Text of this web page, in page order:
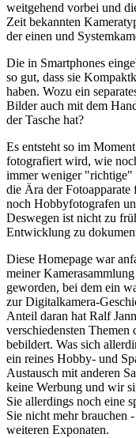
weitgehend vorbei und
Zeit bekannten
der einen und
Die in Smartphones
so gut, dass sie
haben. Wozu ein
Bilder auch mit dem
der Tasche hat?
Es entsteht so im
fotografiert wird, wie
immer weniger "richtige"
die Ära der
noch Hobbyfotografen
Deswegen ist nicht zu
Entwicklung zu
Diese Homepage war
meiner
geworden, bei dem ein
zur Digitalkamera-
Anteil daran hat Ralf
verschiedensten
bebildert. Was sich
ein reines Hobby- und
Austausch mit anderen
keine Werbung und wir
Sie allerdings noch eine
Sie nicht mehr brauchen
weiteren Exponaten.